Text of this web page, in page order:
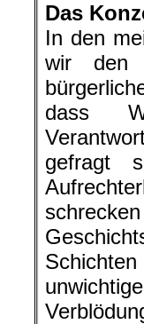
Das
In den
wir den
dass
gefragt